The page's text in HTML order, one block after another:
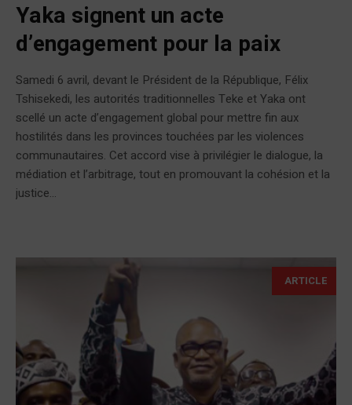
Yaka signent un acte
d’engagement pour la paix
Samedi 6 avril, devant le Président de la République, Félix
Tshisekedi, les autorités traditionnelles Teke et Yaka ont
scellé un acte d’engagement global pour mettre fin aux
hostilités dans les provinces touchées par les violences
communautaires. Cet accord vise à privilégier le dialogue, la
médiation et l’arbitrage, tout en promouvant la cohésion et la
justice...
ARTICLE